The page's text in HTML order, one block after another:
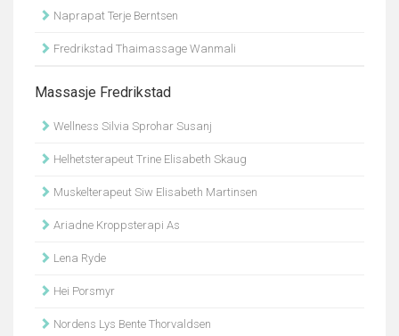
Naprapat Terje Berntsen
Fredrikstad Thaimassage Wanmali
Massasje Fredrikstad
Wellness Silvia Sprohar Susanj
Helhetsterapeut Trine Elisabeth Skaug
Muskelterapeut Siw Elisabeth Martinsen
Ariadne Kroppsterapi As
Lena Ryde
Hei Porsmyr
Nordens Lys Bente Thorvaldsen